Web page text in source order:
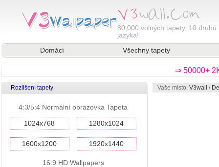
80,000 volných tapety, 10 druhů
jazyka!
Domácí
Všechny tapety
⇒ 50000+
Rozlišení tapety
4:3/5:4 Normální obrazovka Tapeta
1024x768 1280x1024
1600x1200 1920x1440
16:9 HD Wallpapers
Vaše místo: V3wall /